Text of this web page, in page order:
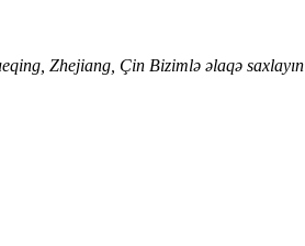
Zhejiang, Çin Bizimlə əlaqə saxlayın